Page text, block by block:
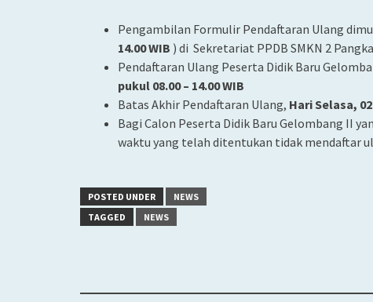
Pengambilan Formulir Pendaftaran Ulang
14.00 WIB ) di Sekretariat PPDB SMKN 2
Pendaftaran Ulang Peserta Didik Baru
pukul 08.00 – 14.00 WIB
Batas Akhir Pendaftaran Ulang, Hari Selasa,
Bagi Calon Peserta Didik Baru Gelombang II
waktu yang telah ditentukan tidak mendaftar
POSTED UNDER
NEWS
TAGGED
NEWS